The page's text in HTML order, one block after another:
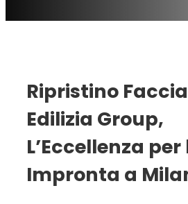
Ripristino
Edilizia Group,
L’Eccellenza
Impronta a